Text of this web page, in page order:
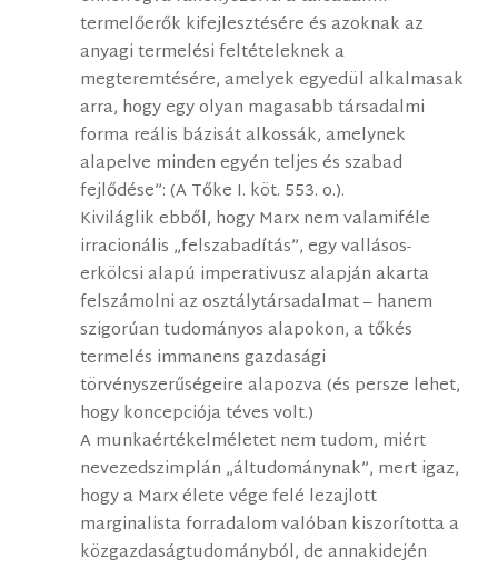
termelőerők kifejlesztésére és azoknak az
anyagi termelési feltételeknek a
megteremtésére, amelyek egyedül alkalmasak
arra, hogy egy olyan magasabb társadalmi
forma reális bázisát alkossák, amelynek
alapelve minden egyén teljes és szabad
fejlődése”: (A Tőke I. köt. 553. o.).
Kiviláglik ebből, hogy Marx nem valamiféle
irracionális „felszabadítás”, egy vallásos-
erkölcsi alapú imperativusz alapján akarta
felszámolni az osztálytársadalmat – hanem
szigorúan tudományos alapokon, a tőkés
termelés immanens gazdasági
törvényszerűségeire alapozva (és persze lehet,
hogy koncepciója téves volt.)
A munkaértékelméletet nem tudom, miért
nevezedszimplán „áltudománynak”, mert igaz,
hogy a Marx élete vége felé lezajlott
marginalista forradalom valóban kiszorította a
közgazdaságtudományból, de annakidején